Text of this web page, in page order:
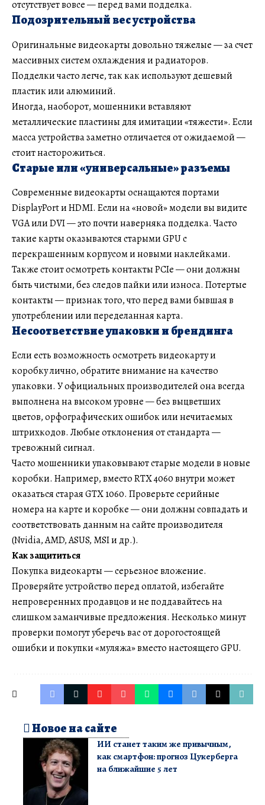
отсутствует вовсе — перед вами подделка.
Подозрительный вес устройства
Оригинальные видеокарты довольно тяжелые — за счет
массивных систем охлаждения и радиаторов.
Подделки часто легче, так как используют дешевый
пластик или алюминий.
Иногда, наоборот, мошенники вставляют
металлические пластины для имитации «тяжести». Если
масса устройства заметно отличается от ожидаемой —
стоит насторожиться.
Старые или «универсальные» разъемы
Современные видеокарты оснащаются портами
DisplayPort и HDMI. Если на «новой» модели вы видите
VGA или DVI — это почти наверняка подделка. Часто
такие карты оказываются старыми GPU с
перекрашенным корпусом и новыми наклейками.
Также стоит осмотреть контакты PCIe — они должны
быть чистыми, без следов пайки или износа. Потертые
контакты — признак того, что перед вами бывшая в
употреблении или переделанная карта.
Несоответствие упаковки и брендинга
Если есть возможность осмотреть видеокарту и
коробку лично, обратите внимание на качество
упаковки. У официальных производителей она всегда
выполнена на высоком уровне — без выцветших
цветов, орфографических ошибок или нечитаемых
штрихкодов. Любые отклонения от стандарта —
тревожный сигнал.
Часто мошенники упаковывают старые модели в новые
коробки. Например, вместо RTX 4060 внутри может
оказаться старая GTX 1060. Проверьте серийные
номера на карте и коробке — они должны совпадать и
соответствовать данным на сайте производителя
(Nvidia, AMD, ASUS, MSI и др.).
Как защититься
Покупка видеокарты — серьезное вложение.
Проверяйте устройство перед оплатой, избегайте
непроверенных продавцов и не поддавайтесь на
слишком заманчивые предложения. Несколько минут
проверки помогут уберечь вас от дорогостоящей
ошибки и покупки «муляжа» вместо настоящего GPU.
Новое на сайте
ИИ станет таким же привычным,
как смартфон: прогноз Цукерберга
на ближайшие 5 лет